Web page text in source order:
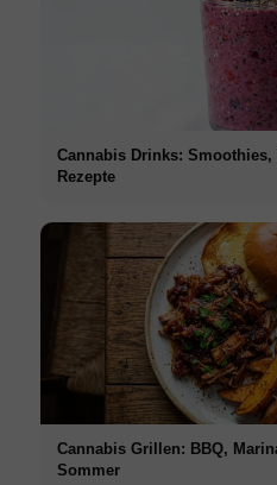
Cannabis Drinks: Smoothies,
Rezepte
Cannabis Grillen: BBQ,
Sommer